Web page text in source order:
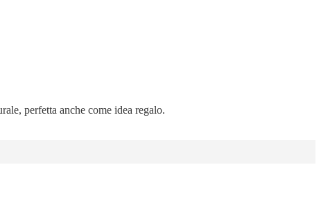
perfetta anche come idea regalo.